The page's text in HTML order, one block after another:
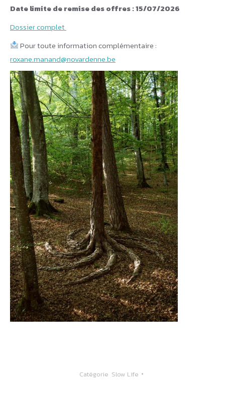
Date limite de remise des offres : 15/07/2026
Dossier complet
Pour toute information complémentaire :
roxane.manand@novardenne.be
Catégorie Slow Life